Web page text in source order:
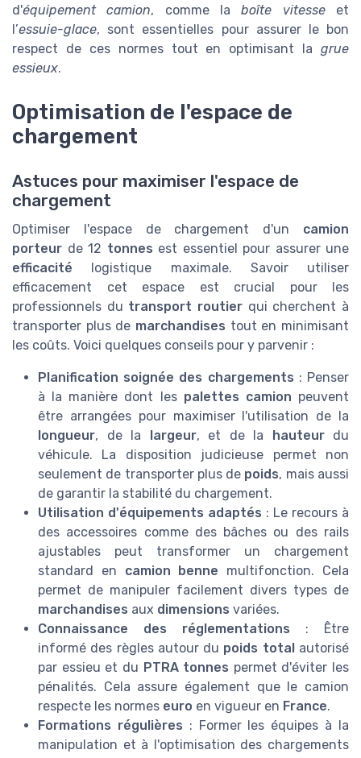
d'équipement camion, comme laboîte vitesseet
l’essuie-glace, sont essentielles pour assurer le bon
respect de ces normes tout en optimisant la grue
essieux.
Optimisation de l'espace de
chargement
Astuces pour maximiser l'espace de
chargement
Optimiser l'espace de chargement d'un camion
porteur de 12 tonnes est essentiel pour assurer une
efficacité logistique maximale. Savoir utiliser
efficacement cet espace est crucial pour les
professionnels du transport routier qui cherchent à
transporter plus de marchandises tout en minimisant
les coûts. Voici quelques conseils pour y parvenir :
Planification soignée des chargements : Penser
à la manière dont les palettes camion peuvent
être arrangées pour maximiser l'utilisation de la
longueur, de la largeur, et de la hauteurdu
véhicule. La disposition judicieuse permet non
seulement de transporter plus de poids, mais aussi
de garantir la stabilité du chargement.
Utilisation d'équipements adaptés : Le recours à
des accessoires comme des bâches ou des rails
ajustables peut transformer un chargement
standard en camion benne multifonction. Cela
permet de manipuler facilement divers types de
marchandises aux dimensions variées.
Connaissance des réglementations : Être
informé des règles autour du poids totalautorisé
par essieu et du PTRA tonnes permet d'éviter les
pénalités. Cela assure également que le camion
respecte les normes euro en vigueur en France.
Formations régulières : Former les équipes à la
manipulation et à l'optimisation des chargements